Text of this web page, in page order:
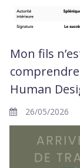
Mon fils
Human
26/05/2026